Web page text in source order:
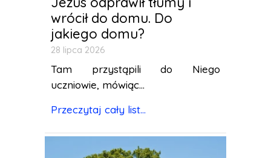
wrócił do domu. Do
jakiego domu?
28 lipca 2026
Tam przystąpili do Niego
uczniowie, mówiąc...
Przeczytaj cały list...